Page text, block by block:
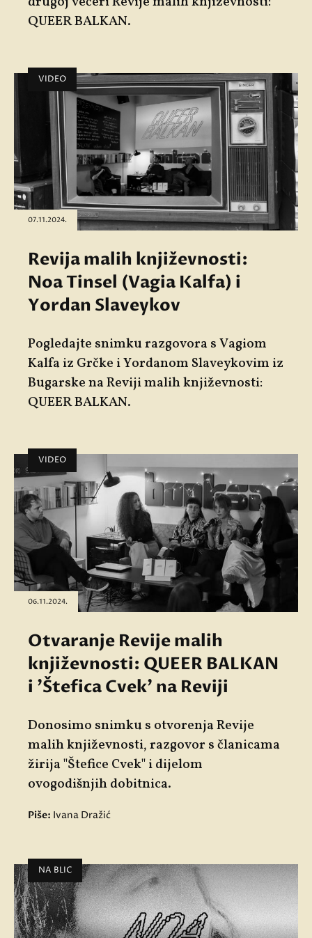
QUEER BALKAN.
VIDEO
07.11.2024.
Revija malih književnosti:
Noa Tinsel (Vagia Kalfa) i
Yordan Slaveykov
Pogledajte snimku razgovora s Vagiom
Kalfa iz Grčke i Yordanom Slaveykovim iz
Bugarske na Reviji malih književnosti:
QUEER BALKAN.
VIDEO
06.11.2024.
Otvaranje Revije malih
književnosti: QUEER BALKAN
i 'Štefica Cvek' na Reviji
Donosimo snimku s otvorenja Revije
malih književnosti, razgovor s članicama
žirija "Štefice Cvek" i dijelom
ovogodišnjih dobitnica.
Piše: Ivana Dražić
NA BLIC